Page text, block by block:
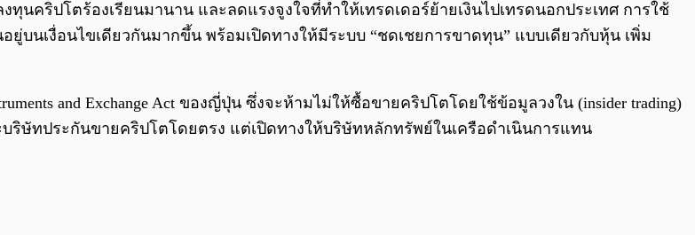
คริปโตร้องเรียนมานาน และลดแรงจูงใจที่ทำให้เทรดเดอร์ย้ายเงินไปเทรดนอกประเทศ การใช้
บนเงื่อนไขเดียวกันมากขึ้น พร้อมเปิดทางให้มีระบบ “ชดเชยการขาดทุน” แบบเดียวกับหุ้น เพิ่ม
and Exchange Act ของญี่ปุ่น ซึ่งจะห้ามไม่ให้ซื้อขายคริปโตโดยใช้ข้อมูลวงใน (insider trading)
ษัทประกันขายคริปโตโดยตรง แต่เปิดทางให้บริษัทหลักทรัพย์ในเครือดำเนินการแทน